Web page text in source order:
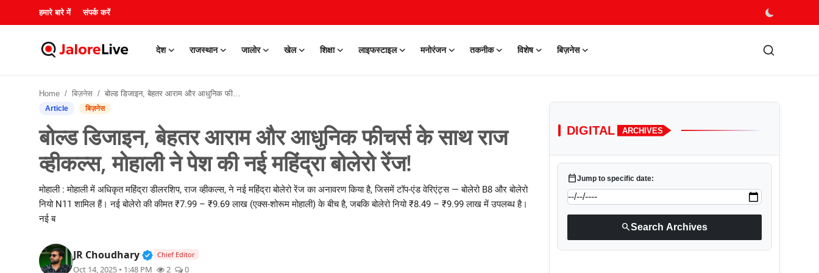
हमारे बारे में संपर्क करें
देश राजस्थान जालोर खेल शिक्षा लाइफस्टाइल मनोरंजन तकनीक विशेष बिज़नेस
राजस्थान
Home बिज़नेस बोल्ड डिजाइन, बेहतर आराम और आधुनिक फीचर्स के साथ राज व्हीकल्स, मोहाली ने पेश की नई महिंद्रा बोलेरो रेंज!
Article बिज़नेस
बोल्ड डिजाइन, बेहतर आराम और आधुनिक फीचर्स के साथ राज
व्हीकल्स, मोहाली ने पेश की नई महिंद्रा बोलेरो रेंज!
मोहाली : मोहाली में अधिकृत महिंद्रा डीलरशिप, राज व्हीकल्स, ने नई महिंद्रा बोलेरो रेंज का अनावरण किया है, जिसमें टॉप-एंड वेरिएंट्स — बोलेरो B8 और बोलेरो
नियो N11 शामिल हैं। नई बोलेरो की कीमत ₹7.99 – ₹9.69 लाख (एक्स-शोरूम मोहाली) के बीच है, जबकि बोलेरो नियो ₹8.49 – ₹9.99 लाख में उपलब्ध है।
नई ब
JR Choudhary Verified Public Figure • 30 Mar, 2026
Chief Editor
Oct 14, 2025 • 1:48 PM 2 0
DIGITAL ARCHIVES
calendar_todayJump to specific date:
searchSearch Archives